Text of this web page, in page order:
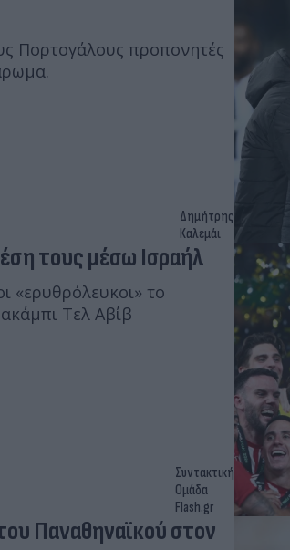
Πορτογάλους προπονητές
Δημήτρης
Καλεμάι
τους μέσω Ισραήλ
«ερυθρόλευκοι» το
Τελ Αβίβ
Συντακτική
Ομάδα
Flash.gr
Παναθηναϊκού στον